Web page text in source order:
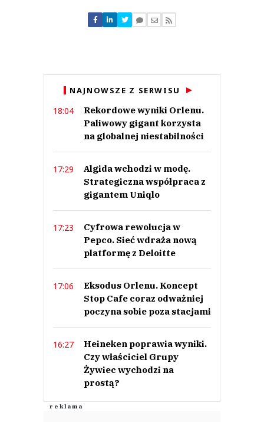
Nie znaleziono komentarzy
Zostaw swoje komentarze
NAJNOWSZE Z SERWISU
18:04
Rekordowe wyniki Orlenu.
Paliwowy gigant korzysta
na globalnej niestabilności
17:29
Algida wchodzi w modę.
Strategiczna współpraca z
gigantem Uniqlo
17:23
Cyfrowa rewolucja w
Pepco. Sieć wdraża nową
platformę z Deloitte
17:06
Eksodus Orlenu. Koncept
Stop Cafe coraz odważniej
poczyna sobie poza stacjami
16:27
Heineken poprawia wyniki.
Czy właściciel Grupy
Żywiec wychodzi na
prostą?